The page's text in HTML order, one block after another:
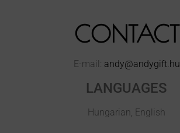
CONTACT
E-mail: andy@andygift.hu
LANGUAGES
Hungarian, English